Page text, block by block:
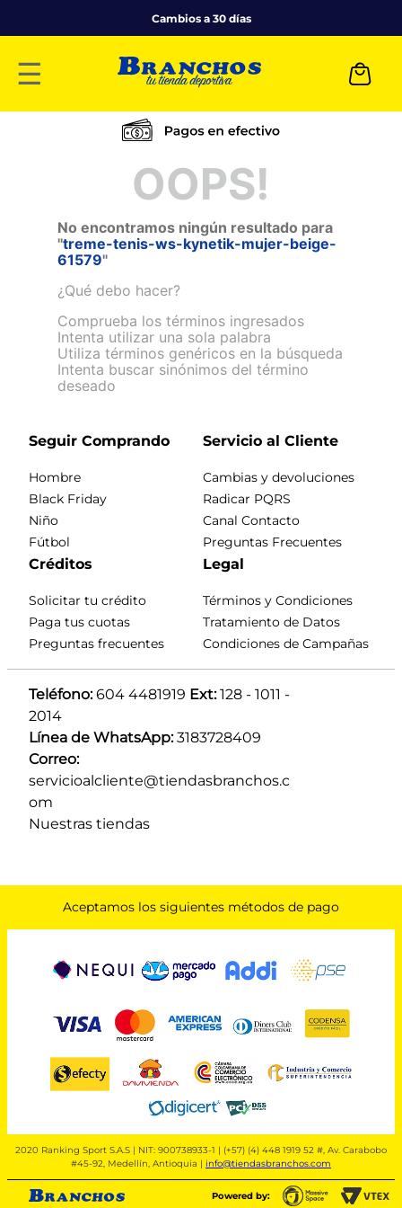
Cambios a 30 días
☰
OOPS!
No encontramos ningún resultado para
"treme-tenis-ws-kynetik-mujer-beige-
61579"
¿Qué debo hacer?
Comprueba los términos ingresados
Intenta utilizar una sola palabra
Utiliza términos genéricos en la búsqueda
Intenta buscar sinónimos del término
deseado
Seguir Comprando
Hombre
Black Friday
Niño
Fútbol
Servicio al Cliente
Cambias y devoluciones
Radicar PQRS
Canal Contacto
Preguntas Frecuentes
Créditos
Solicitar tu crédito
Paga tus cuotas
Preguntas frecuentes
Legal
Términos y Condiciones
Tratamiento de Datos
Condiciones de Campañas
Teléfono: 604 4481919 Ext: 128 - 1011 -
2014
Línea de WhatsApp: 3183728409
Correo:
servicioalcliente@tiendasbranchos.c
om
Nuestras tiendas
Aceptamos los siguientes métodos de pago
2020 Ranking Sport S.A.S | NIT: 900738933-1 | (+57) (4) 448 1919 52 #, Av. Carabobo
#45-92, Medellín, Antioquia | info@tiendasbranchos.com
Powered by: